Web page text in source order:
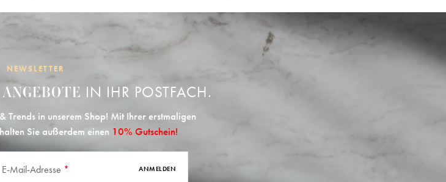
NEWSLETTER
IN IHR POSTFACH.
Trends in unserem Shop! Mit Ihrer erstmaligen
Sie außerdem einen 10% Gutschein!
E-Mail-Adresse * ANMELDEN